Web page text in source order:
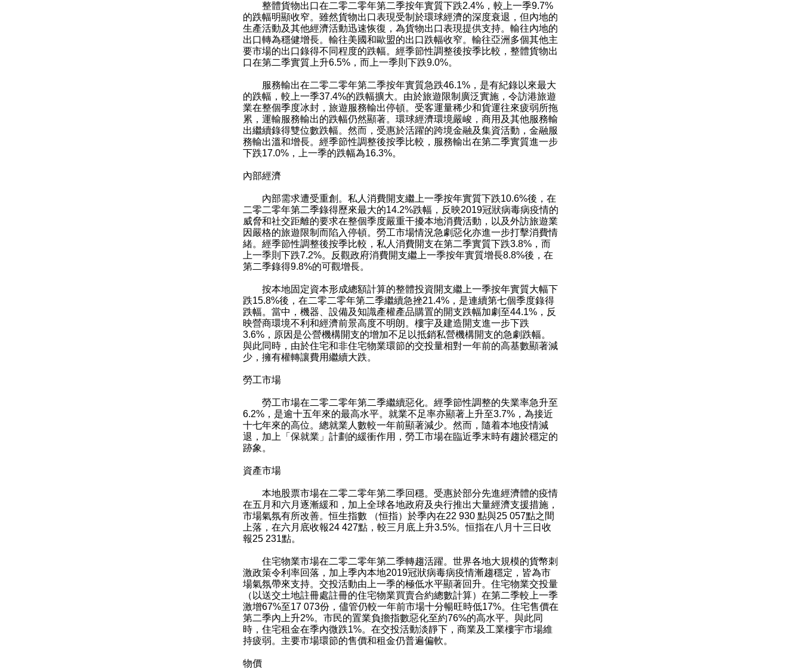
整體貨物出口在二零二零年第二季按年實質下跌2.4%，較上一季9.7%
的跌幅明顯收窄。雖然貨物出口表現受制於環球經濟的深度衰退，但內地的
生產活動及其他經濟活動迅速恢復，為貨物出口表現提供支持。輸往內地的
出口轉為穩健增長。輸往美國和歐盟的出口跌幅收窄。輸往亞洲多個其他主
要市場的出口錄得不同程度的跌幅。經季節性調整後按季比較，整體貨物出
口在第二季實質上升6.5%，而上一季則下跌9.0%。
服務輸出在二零二零年第二季按年實質急跌46.1%，是有紀錄以來最大
的跌幅，較上一季37.4%的跌幅擴大。由於旅遊限制廣泛實施，令訪港旅遊
業在整個季度冰封，旅遊服務輸出停頓。受客運量稀少和貨運往來疲弱所拖
累，運輸服務輸出的跌幅仍然顯著。環球經濟環境嚴峻，商用及其他服務輸
出繼續錄得雙位數跌幅。然而，受惠於活躍的跨境金融及集資活動，金融服
務輸出溫和增長。經季節性調整後按季比較，服務輸出在第二季實質進一步
下跌17.0%，上一季的跌幅為16.3%。
內部經濟
內部需求遭受重創。私人消費開支繼上一季按年實質下跌10.6%後，在
二零二零年第二季錄得歷來最大的14.2%跌幅，反映2019冠狀病毒病疫情的
威脅和社交距離的要求在整個季度嚴重干擾本地消費活動，以及外訪旅遊業
因嚴格的旅遊限制而陷入停頓。勞工市場情況急劇惡化亦進一步打擊消費情
緒。經季節性調整後按季比較，私人消費開支在第二季實質下跌3.8%，而
上一季則下跌7.2%。反觀政府消費開支繼上一季按年實質增長8.8%後，在
第二季錄得9.8%的可觀增長。
按本地固定資本形成總額計算的整體投資開支繼上一季按年實質大幅下
跌15.8%後，在二零二零年第二季繼續急挫21.4%，是連續第七個季度錄得
跌幅。當中，機器、設備及知識產權產品購置的開支跌幅加劇至44.1%，反
映營商環境不利和經濟前景高度不明朗。樓宇及建造開支進一步下跌
3.6%，原因是公營機構開支的增加不足以抵銷私營機構開支的急劇跌幅。
與此同時，由於住宅和非住宅物業環節的交投量相對一年前的高基數顯著減
少，擁有權轉讓費用繼續大跌。
勞工市場
勞工市場在二零二零年第二季繼續惡化。經季節性調整的失業率急升至
6.2%，是逾十五年來的最高水平。就業不足率亦顯著上升至3.7%，為接近
十七年來的高位。總就業人數較一年前顯著減少。然而，隨着本地疫情減
退，加上「保就業」計劃的緩衝作用，勞工市場在臨近季末時有趨於穩定的
跡象。
資產市場
本地股票市場在二零二零年第二季回穩。受惠於部分先進經濟體的疫情
在五月和六月逐漸緩和，加上全球各地政府及央行推出大量經濟支援措施，
市場氣氛有所改善。恒生指數 （恒指）於季內在22 930 點與25 057點之間
上落，在六月底收報24 427點，較三月底上升3.5%。恒指在八月十三日收
報25 231點。
住宅物業市場在二零二零年第二季轉趨活躍。世界各地大規模的貨幣刺
激政策令利率回落，加上季內本地2019冠狀病毒病疫情漸趨穩定，皆為市
場氣氛帶來支持。交投活動由上一季的極低水平顯著回升。住宅物業交投量
（以送交土地註冊處註冊的住宅物業買賣合約總數計算）在第二季較上一季
激增67%至17 073份，儘管仍較一年前市場十分暢旺時低17%。住宅售價在
第二季內上升2%。市民的置業負擔指數惡化至約76%的高水平。與此同
時，住宅租金在季內微跌1%。在交投活動淡靜下，商業及工業樓宇市場維
持疲弱。主要市場環節的售價和租金仍普遍偏軟。
物價